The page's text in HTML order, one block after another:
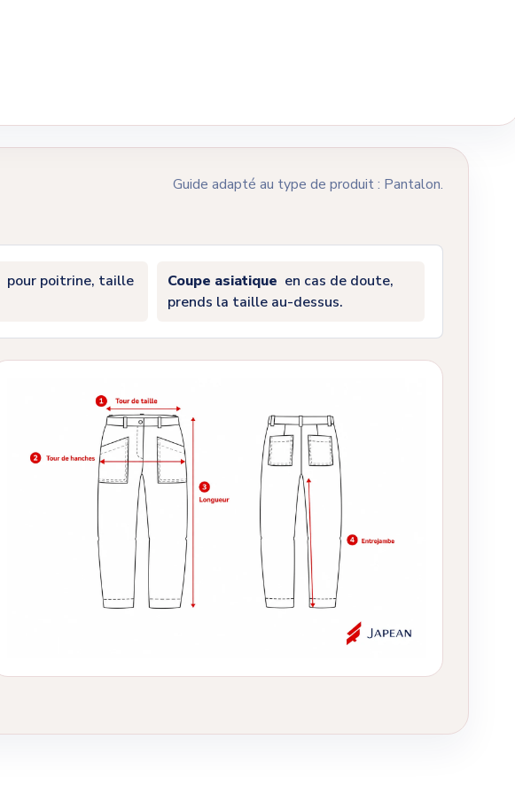
Guide adapté au type de produit : Pantalon.
pour poitrine, taille
Coupe asiatique en cas de doute,
prends la taille au-dessus.